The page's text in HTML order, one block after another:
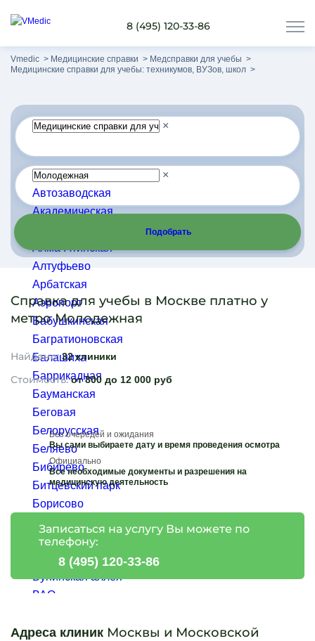
8 (495) 120-33-86
Vmedic Медицинские справки
Медсправки для учебы
Медицинские справки для учебы: техникумов, ВУЗов, школ
×
×
Автозаводская
Академическая
Алма-Атинская
Алтуфьево
Арбатская
Аэропорт
Бабушкинская
Багратионовская
Балашиха
Баррикадная
Бауманская
Беговая
Белорусская
Беляево
Бибирево
Битцевский парк
Борисово
Ботанический сад
Братиславская
Бульвар Адмирала Ушакова
Бунинская аллея
ВАО
Верхние Лихоборы
Подобрать
Справка для учебы в Москве платно у
метро Молодежная
Найдено:32 клиники
Стоимость:от 800 до 12 000 руб
Без очередей и ожидания
Вы сами выбираете дату и время проведения осмотра
Официально
Все необходимые документы и разрешения на
медицинскую деятельность
Записаться на услугу Вы можете по
телефону:
8 (495) 120-33-86
Адреса клиник Москвы и Московской